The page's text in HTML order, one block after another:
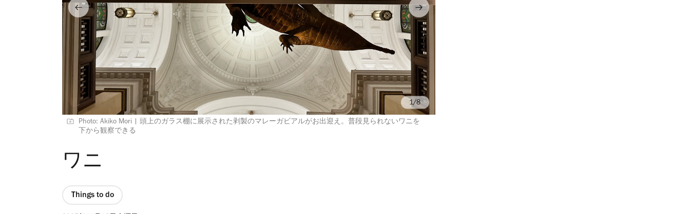
Photo: Akiko Mori | 頭上のガラス棚に展示された剥製のマレーガビアルがお出迎え。普段見られないワニを
下から観察できる
/8
ワニ
Things to do